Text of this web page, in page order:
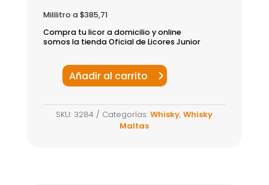
Mililitro a $385,71
Compra tu licor a domicilio y online
somos la tienda Oficial de Licores Junior
Whisky
Glenmorangie
Nectar
Añadir al carrito
SKU: 3284 Categorías:Whisky,Whisky
Maltas